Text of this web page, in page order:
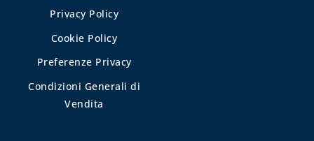
ANTIGELO,
DISINCROSTANTI
E DETERGENTI
BENDE, NASTRI E
GUARNIZIONI
FASCETTE E
Privacy Policy
Cookie Policy
Preferenze Privacy
Condizioni Generali di
Vendita